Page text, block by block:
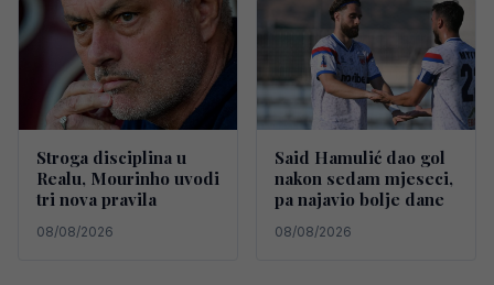
Stroga disciplina u
Realu, Mourinho uvodi
tri nova pravila
08/08/2026
Said Hamulić dao gol
nakon sedam mjeseci,
pa najavio bolje dane
08/08/2026